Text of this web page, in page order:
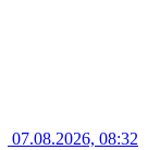
07.08.2026, 08:32